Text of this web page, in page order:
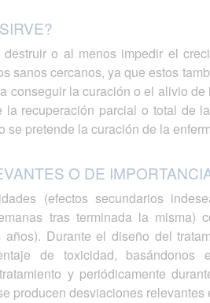
o al menos impedir el
sanos cercanos, ya que estos
conseguir la curación o el alivio
la recuperación parcial o total de
se pretende la curación de la
O DE
(efectos secundarios
tras terminada la
Durante el diseño del
de toxicidad,
y periódicamente
producen desviaciones